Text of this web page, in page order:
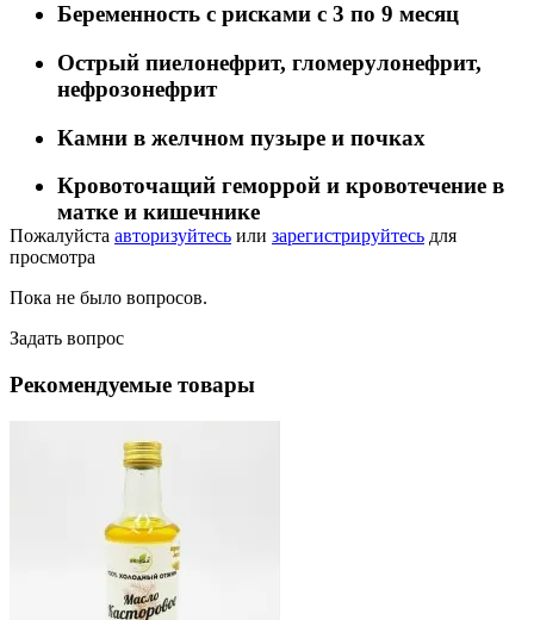
Беременность с рисками с 3 по 9 месяц
Острый пиелонефрит, гломерулонефрит,
нефрозонефрит
Камни в желчном пузыре и почках
Кровоточащий геморрой и кровотечение в
матке и кишечнике
Пожалуйста авторизуйтесь или зарегистрируйтесь для
просмотра
Пока не было вопросов.
Задать вопрос
Рекомендуемые товары